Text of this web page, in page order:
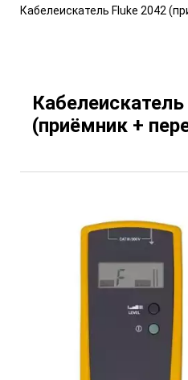
Кабелеискатель Fluke 2042
(приёмник +